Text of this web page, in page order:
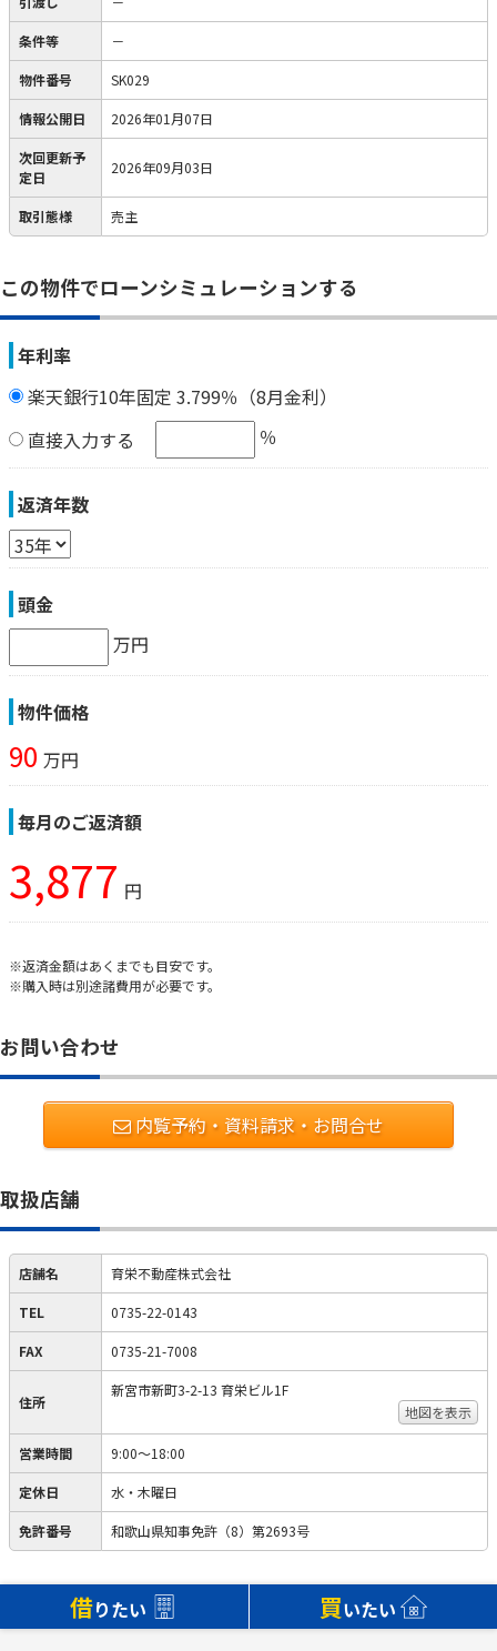
条件等 －
物件番号 SK029
情報公開日 2026年01月07日
次回更新予
定日
2026年09月03日
取引態様 売主
この物件でローンシミュレーションする
年利率
楽天銀行10年固定 3.799％（8月金利）
直接入力する
％
返済年数
頭金
万円
物件価格
90 万円
毎月のご返済額
3,877 円
※返済金額はあくまでも目安です。
※購入時は別途諸費用が必要です。
お問い合わせ
内覧予約・資料請求・お問合せ
取扱店舗
店舗名 育栄不動産株式会社
TEL 0735-22-0143
FAX 0735-21-7008
住所
新宮市新町3-2-13 育栄ビル1F
地図を表示
営業時間 9:00～18:00
定休日 水・木曜日
免許番号 和歌山県知事免許（8）第2693号
借りたい 買いたい